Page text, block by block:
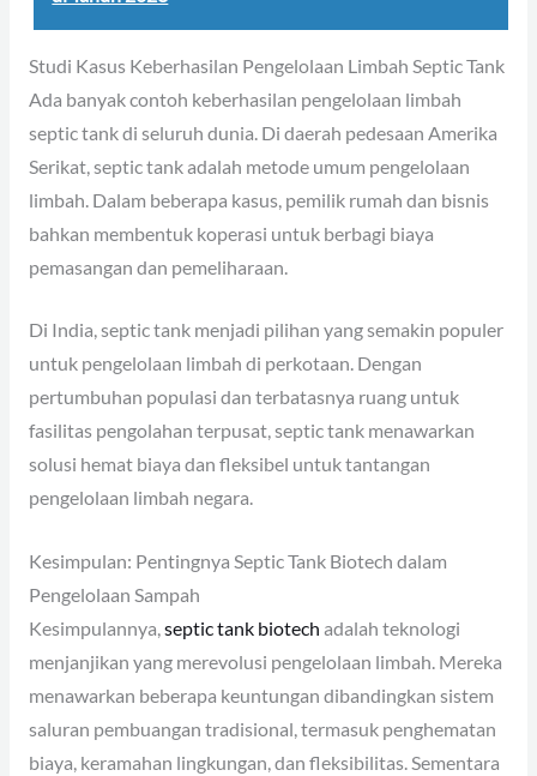
Studi Kasus Keberhasilan Pengelolaan Limbah Septic Tank
Ada banyak contoh keberhasilan pengelolaan limbah
septic tank di seluruh dunia. Di daerah pedesaan Amerika
Serikat, septic tank adalah metode umum pengelolaan
limbah. Dalam beberapa kasus, pemilik rumah dan bisnis
bahkan membentuk koperasi untuk berbagi biaya
pemasangan dan pemeliharaan.
Di India, septic tank menjadi pilihan yang semakin populer
untuk pengelolaan limbah di perkotaan. Dengan
pertumbuhan populasi dan terbatasnya ruang untuk
fasilitas pengolahan terpusat, septic tank menawarkan
solusi hemat biaya dan fleksibel untuk tantangan
pengelolaan limbah negara.
Kesimpulan: Pentingnya Septic Tank Biotech dalam
Pengelolaan Sampah
Kesimpulannya,septic tank biotech adalah teknologi
menjanjikan yang merevolusi pengelolaan limbah. Mereka
menawarkan beberapa keuntungan dibandingkan sistem
saluran pembuangan tradisional, termasuk penghematan
biaya, keramahan lingkungan, dan fleksibilitas. Sementara